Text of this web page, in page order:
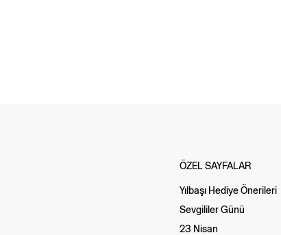
ÖZEL SAYFALAR
Yılbaşı Hediye Önerileri
Sevgililer Günü
23 Nisan